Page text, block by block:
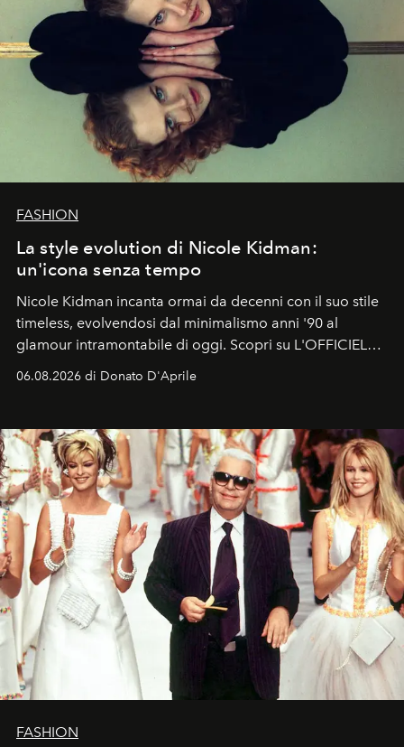
FASHION
La style evolution di Nicole Kidman:
un'icona senza tempo
Nicole Kidman incanta ormai da decenni con il suo stile
timeless, evolvendosi dal minimalismo anni '90 al
glamour intramontabile di oggi. Scopri su L'OFFICIEL
Italia la sua style evolution.
06.08.2026 di Donato D'Aprile
FASHION